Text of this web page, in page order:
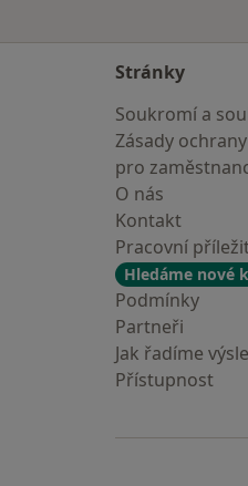
Stránky
Soukromí a
Zásady
pro
O nás
Kontakt
Pracovní
Hledáme nové
Podmínky
Partneři
Jak řadíme
Přístupnost